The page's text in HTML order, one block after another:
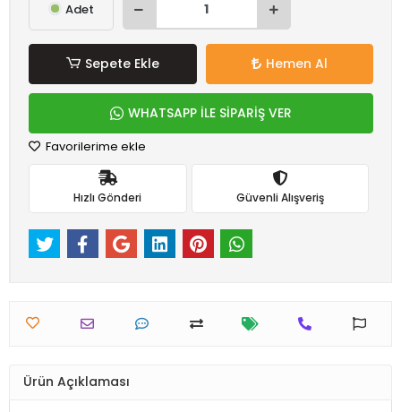
Adet
Sepete Ekle Hemen Al
WHATSAPP İLE SİPARİŞ VER
Favorilerime ekle
Hızlı Gönderi Güvenli Alışveriş
Ürün Açıklaması